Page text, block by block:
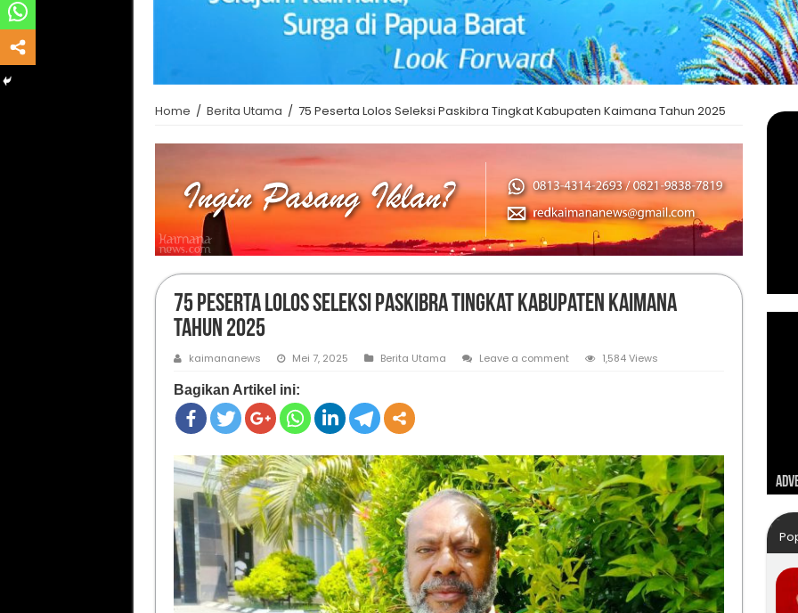
Home / Berita Utama / 75 Peserta Lolos Seleksi Paskibra Tingkat Kabupaten Kaimana Tahun 2025
75 Peserta Lolos Seleksi Paskibra Tingkat Kabupaten Kaimana
Tahun 2025
kaimananews Mei 7, 2025 Berita Utama Leave a comment 1,584 Views
Bagikan Artikel ini: